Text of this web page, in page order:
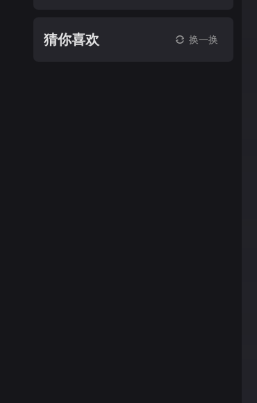
猜你喜欢 换一换